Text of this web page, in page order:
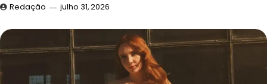
Redação julho 31, 2026